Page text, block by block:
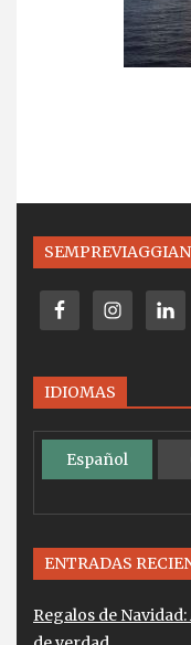
IDIOMAS
Español
ENTRADAS
Regalos de